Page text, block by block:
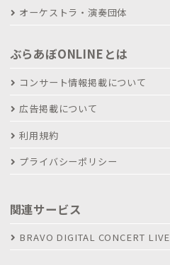
オーケストラ・演奏団体
ぶらあぼONLINEとは
コンサート情報掲載について
広告掲載について
利用規約
プライバシーポリシー
関連サービス
BRAVO DIGITAL CONCERT LIVE